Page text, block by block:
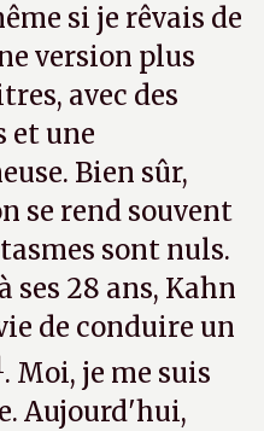
si je rêvais de
version plus
avec des
et une
Bien sûr,
se rend souvent
sont nuls.
ses 28 ans, Kahn
de conduire un
. Moi, je me suis
Aujourd'hui,